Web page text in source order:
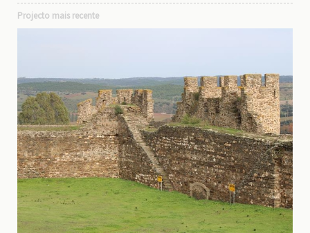
Projecto mais recente